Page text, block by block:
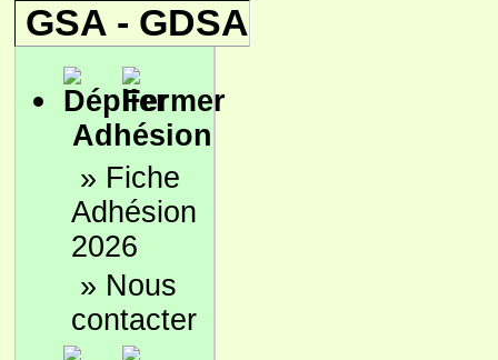
GSA - GDSA
Adhésion
» Fiche
Adhésion
2026
» Nous
contacter